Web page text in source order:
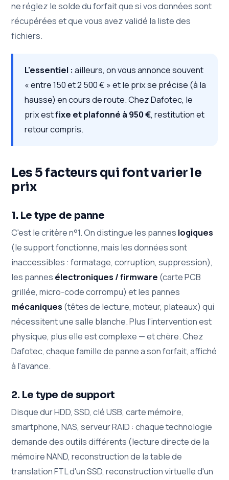
ne réglez le solde du forfait que si vos données sont
récupérées et que vous avez validé la liste des
fichiers.
L'essentiel : ailleurs, on vous annonce souvent
« entre 150 et 2 500 € » et le prix se précise (à la
hausse) en cours de route. Chez Dafotec, le
prix estfixe et plafonné à 950 €, restitution et
retour compris.
Les 5 facteurs qui font varier le
prix
1. Le type de panne
C'est le critère n°1. On distingue les pannes logiques
(le support fonctionne, mais les données sont
inaccessibles : formatage, corruption, suppression),
les pannes électroniques / firmware (carte PCB
grillée, micro-code corrompu) et les pannes
mécaniques (têtes de lecture, moteur, plateaux) qui
nécessitent une salle blanche. Plus l'intervention est
physique, plus elle est complexe — et chère. Chez
Dafotec, chaque famille de panne a son forfait, affiché
à l'avance.
2. Le type de support
Disque dur HDD, SSD, clé USB, carte mémoire,
smartphone, NAS, serveur RAID : chaque technologie
demande des outils différents (lecture directe de la
mémoire NAND, reconstruction de la table de
translation FTL d'un SSD, reconstruction virtuelle d'un